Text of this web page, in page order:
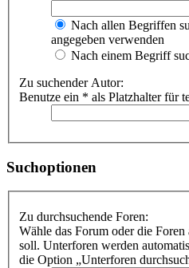
Nach allen Begriffen
angegeben verwenden
Nach einem Begriff
Zu suchender Autor:
Benutze ein * als Platzhalter für
Suchoptionen
Zu durchsuchende Foren:
Wähle das Forum oder die
soll. Unterforen werden
die Option „Unterforen